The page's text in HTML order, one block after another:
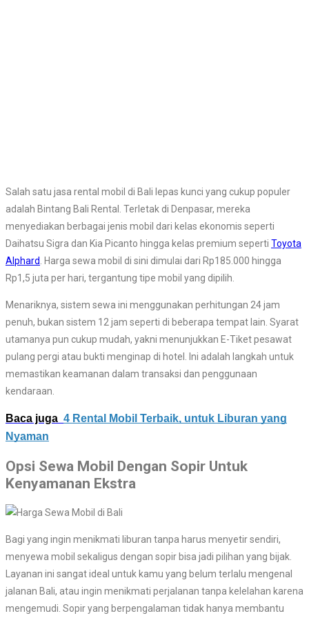
Salah satu jasa rental mobil di Bali lepas kunci yang cukup populer
adalah Bintang Bali Rental. Terletak di Denpasar, mereka
menyediakan berbagai jenis mobil dari kelas ekonomis seperti
Daihatsu Sigra dan Kia Picanto hingga kelas premium seperti Toyota
Alphard. Harga sewa mobil di sini dimulai dari Rp185.000 hingga
Rp1,5 juta per hari, tergantung tipe mobil yang dipilih.
Menariknya, sistem sewa ini menggunakan perhitungan 24 jam
penuh, bukan sistem 12 jam seperti di beberapa tempat lain. Syarat
utamanya pun cukup mudah, yakni menunjukkan E-Tiket pesawat
pulang pergi atau bukti menginap di hotel. Ini adalah langkah untuk
memastikan keamanan dalam transaksi dan penggunaan
kendaraan.
Baca juga 4 Rental Mobil Terbaik, untuk Liburan yang
Nyaman
Opsi Sewa Mobil Dengan Sopir Untuk
Kenyamanan Ekstra
Bagi yang ingin menikmati liburan tanpa harus menyetir sendiri,
menyewa mobil sekaligus dengan sopir bisa jadi pilihan yang bijak.
Layanan ini sangat ideal untuk kamu yang belum terlalu mengenal
jalanan Bali, atau ingin menikmati perjalanan tanpa kelelahan karena
mengemudi. Sopir yang berpengalaman tidak hanya membantu